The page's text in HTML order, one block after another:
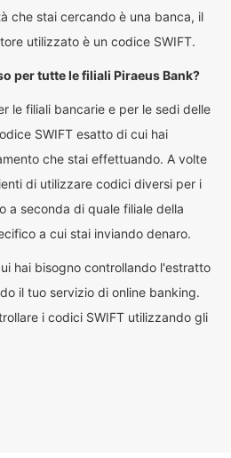
che stai cercando è una banca, il
utilizzato è un codice SWIFT.
per tutte le filiali Piraeus Bank?
le filiali bancarie e per le sedi delle
SWIFT esatto di cui hai
che stai effettuando. A volte
di utilizzare codici diversi per i
a seconda di quale filiale della
a cui stai inviando denaro.
hai bisogno controllando l'estratto
il tuo servizio di online banking.
i codici SWIFT utilizzando gli